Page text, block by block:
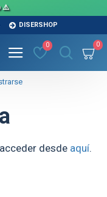
⚠️
DISERSHOP
0 0
desde aquí.